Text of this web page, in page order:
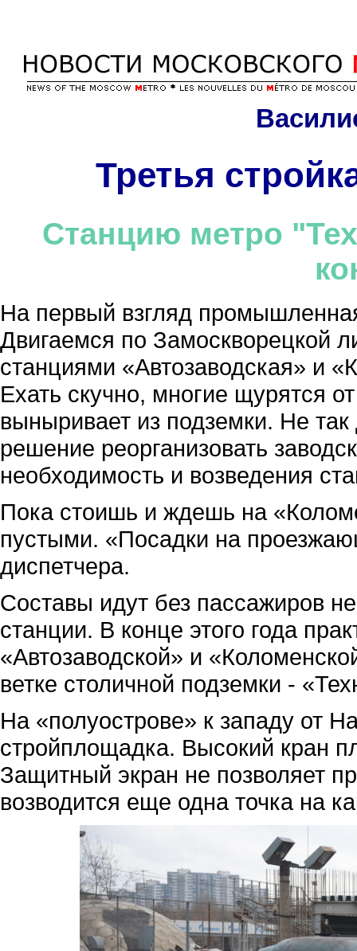
Третья
Станцию метро
На первый взгляд
Двигаемся по Замоскворецкой
станциями «Автозаводская» и
Ехать скучно, многие щурятся
выныривает из подземки. Не
решение реорганизовать
необходимость и возведения
Пока стоишь и ждешь на
пустыми. «Посадки на
диспетчера.
Составы идут без пассажиров
станции. В конце этого года
«Автозаводской» и
ветке столичной подземки -
На «полуострове» к западу от
стройплощадка. Высокий кран
Защитный экран не позволяет
возводится еще одна точка на